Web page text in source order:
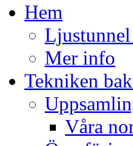
Hem
Mer info
Tekniken
Våra